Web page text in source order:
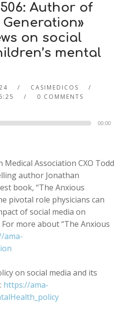
Author of
on social
mental
CASIMEDICOS
0 COMMENTS
00:00
Association CXO Todd
author Jonathan
book, “The Anxious
pivotal role physicians can
of social media on
more about “The Anxious
ama-
on social media and its
https://ama-